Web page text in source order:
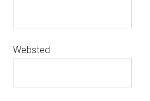
Websted